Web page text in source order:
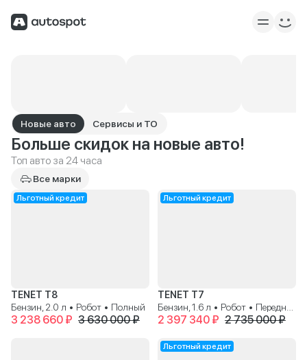
Новые авто Сервисы и ТО
Больше скидок на новые авто!
Топ авто за 24 часа
Все марки
Льготный кредит
TENET T8
Бензин, 2.0 л • Робот • Полный
3 238 660 ₽ 3 630 000 ₽
Льготный кредит
TENET T7
2 397 340 ₽ 2 735 000 ₽
Льготный кредит